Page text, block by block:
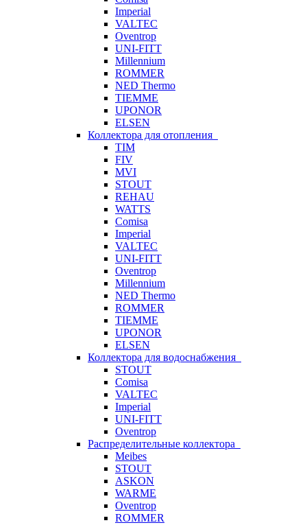
Imperial
VALTEC
Oventrop
UNI-FITT
Millennium
ROMMER
NED Thermo
TIEMME
UPONOR
ELSEN
Коллектора для отопления
TIM
FIV
MVI
STOUT
REHAU
WATTS
Comisa
Imperial
VALTEC
UNI-FITT
Oventrop
Millennium
NED Thermo
ROMMER
TIEMME
UPONOR
ELSEN
Коллектора для водоснабжения
STOUT
Comisa
VALTEC
Imperial
UNI-FITT
Oventrop
Распределительные коллектора
Meibes
STOUT
ASKON
WARME
Oventrop
ROMMER